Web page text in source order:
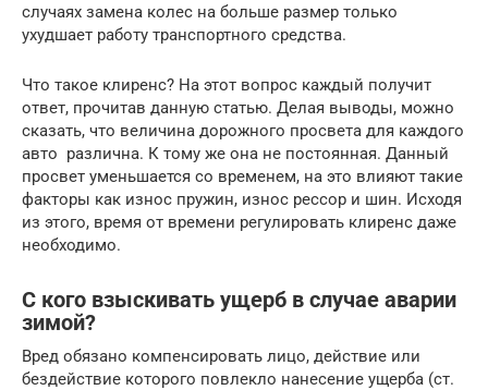
случаях замена колес на больше размер только
ухудшает работу транспортного средства.
Что такое клиренс? На этот вопрос каждый получит
ответ, прочитав данную статью. Делая выводы, можно
сказать, что величина дорожного просвета для каждого
авто различна. К тому же она не постоянная. Данный
просвет уменьшается со временем, на это влияют такие
факторы как износ пружин, износ рессор и шин. Исходя
из этого, время от времени регулировать клиренс даже
необходимо.
С кого взыскивать ущерб в случае аварии
зимой?
Вред обязано компенсировать лицо, действие или
бездействие которого повлекло нанесение ущерба (ст.